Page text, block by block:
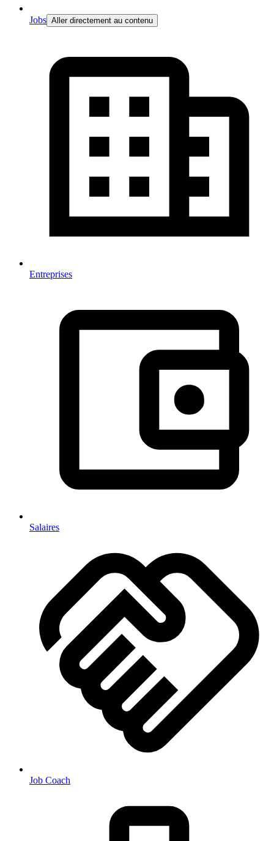
Jobs Aller directement au contenu
Entreprises
Salaires
Job Coach